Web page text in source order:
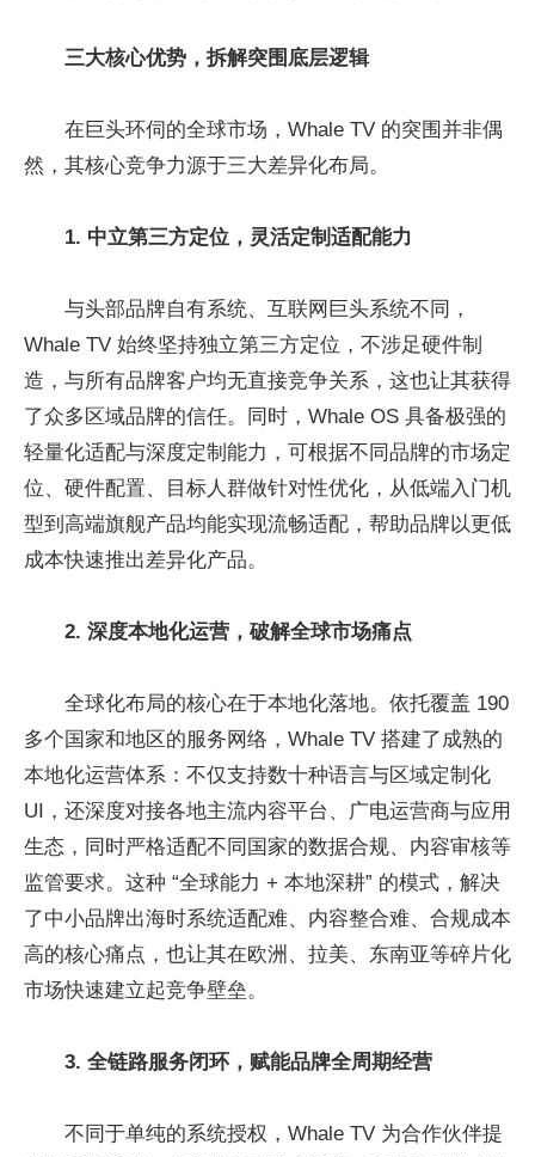
三大核心优势，拆解突围底层逻辑
在巨头环伺的全球市场，Whale TV 的突围并非偶
然，其核心竞争力源于三大差异化布局。
1. 中立第三方定位，灵活定制适配能力
与头部品牌自有系统、互联网巨头系统不同，
Whale TV 始终坚持独立第三方定位，不涉足硬件制
造，与所有品牌客户均无直接竞争关系，这也让其获得
了众多区域品牌的信任。同时，Whale OS 具备极强的
轻量化适配与深度定制能力，可根据不同品牌的市场定
位、硬件配置、目标人群做针对性优化，从低端入门机
型到高端旗舰产品均能实现流畅适配，帮助品牌以更低
成本快速推出差异化产品。
2. 深度本地化运营，破解全球市场痛点
全球化布局的核心在于本地化落地。依托覆盖 190
多个国家和地区的服务网络，Whale TV 搭建了成熟的
本地化运营体系：不仅支持数十种语言与区域定制化
UI，还深度对接各地主流内容平台、广电运营商与应用
生态，同时严格适配不同国家的数据合规、内容审核等
监管要求。这种 “全球能力 + 本地深耕” 的模式，解决
了中小品牌出海时系统适配难、内容整合难、合规成本
高的核心痛点，也让其在欧洲、拉美、东南亚等碎片化
市场快速建立起竞争壁垒。
3. 全链路服务闭环，赋能品牌全周期经营
不同于单纯的系统授权，Whale TV 为合作伙伴提